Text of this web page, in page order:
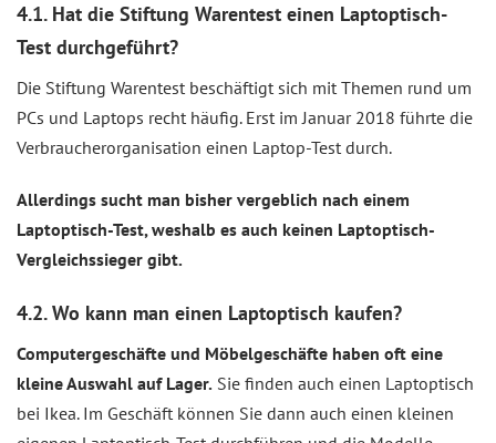
4.1. Hat die Stiftung Warentest einen Laptoptisch-
Test durchgeführt?
Die Stiftung Warentest beschäftigt sich mit Themen rund um
PCs und Laptops recht häufig. Erst im Januar 2018 führte die
Verbraucherorganisation einen Laptop-Test durch.
Allerdings sucht man bisher vergeblich nach einem
Laptoptisch-Test, weshalb es auch keinen Laptoptisch-
Vergleichssieger gibt.
4.2. Wo kann man einen Laptoptisch kaufen?
Computergeschäfte und Möbelgeschäfte haben oft eine
kleine Auswahl auf Lager. Sie finden auch einen Laptoptisch
bei Ikea. Im Geschäft können Sie dann auch einen kleinen